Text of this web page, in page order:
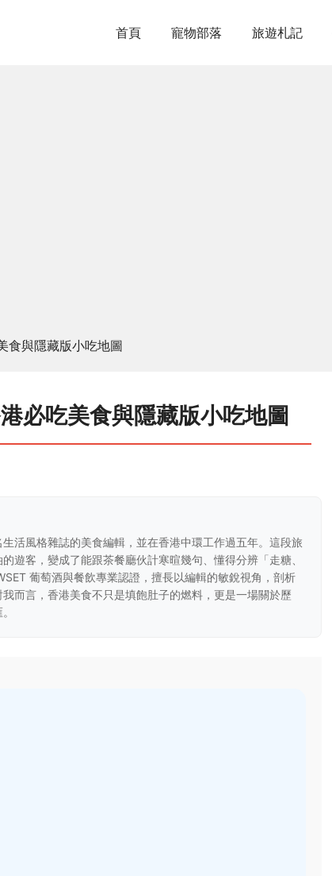
首頁 寵物部落 旅遊札記
食與隱藏版小吃地圖
必吃美食與隱藏版小吃地圖
活風格雜誌的美食編輯，並在香港中環工作過五年。這段旅
遊客，變成了能跟茶餐廳伙計寒暄幾句、懂得分辨「走糖、
葡萄酒與餐飲專業認證，擅長以編輯的敏銳視角，剖析
而言，香港美食不只是填飽肚子的燃料，更是一場關於歷